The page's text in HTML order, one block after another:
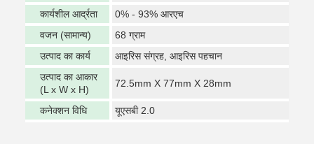
कार्यशील आर्द्रता
0% - 93% आरएच
वजन (सामान्य)
68 ग्राम
उत्पाद का कार्य
आइरिस संग्रह, आइरिस पहचान
उत्पाद का आकार
(L x W x H)
72.5mm X 77mm X 28mm
कनेक्शन विधि यूएसबी 2.0